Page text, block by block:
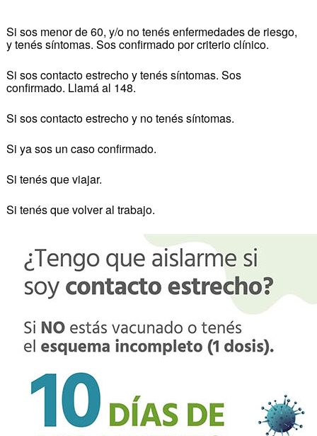
Si sos menor de 60, y/o no tenés enfermedades de riesgo,
y tenés síntomas. Sos confirmado por criterio clínico.
Si sos contacto estrecho y tenés síntomas. Sos
confirmado. Llamá al 148.
Si sos contacto estrecho y no tenés síntomas.
Si ya sos un caso confirmado.
Si tenés que viajar.
Si tenés que volver al trabajo.